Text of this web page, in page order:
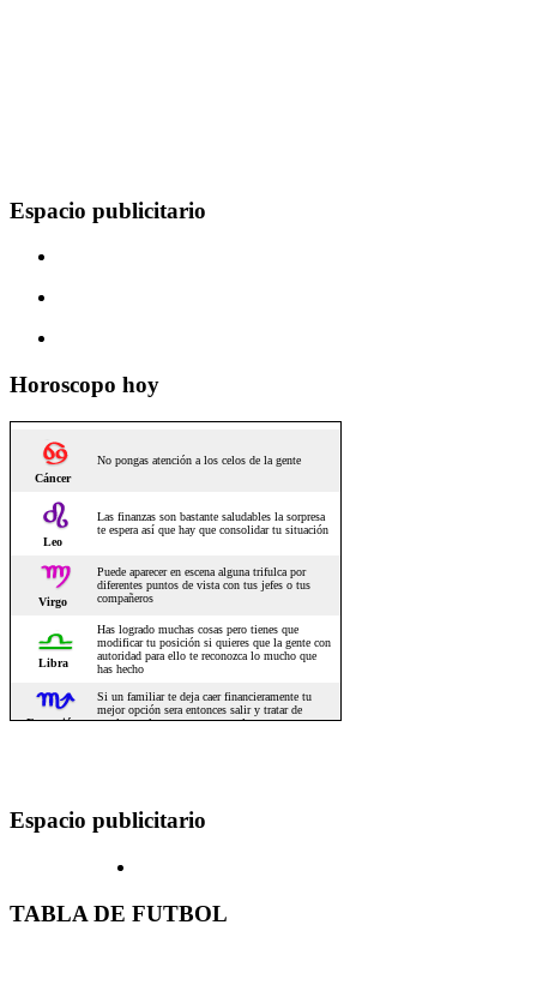
Espacio publicitario
Horoscopo hoy
Espacio publicitario
TABLA DE FUTBOL